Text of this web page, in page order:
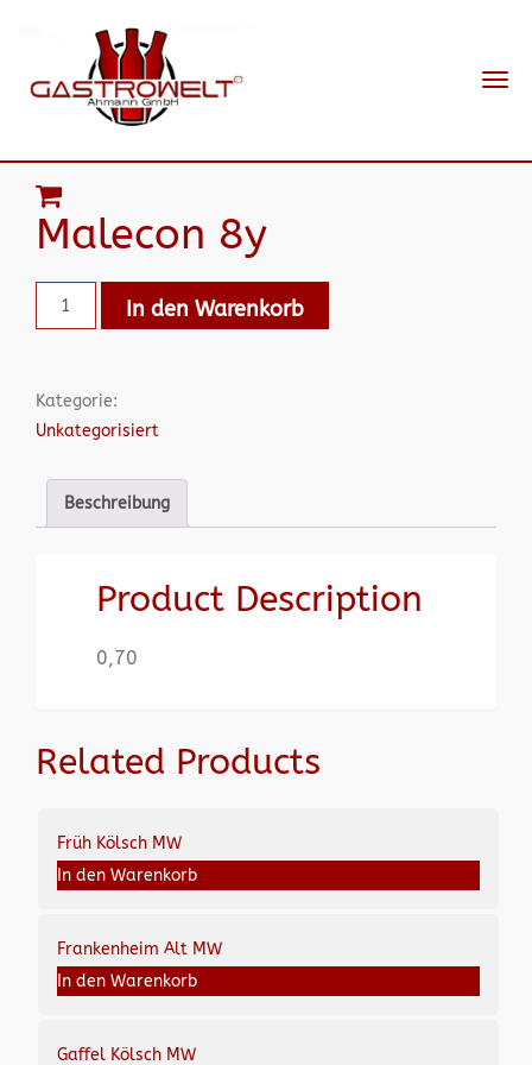
Malecon 8y
In den Warenkorb
Kategorie:
Unkategorisiert
Beschreibung
Product Description
0,70
Related Products
Früh Kölsch MW
In den Warenkorb
Frankenheim Alt MW
In den Warenkorb
Gaffel Kölsch MW